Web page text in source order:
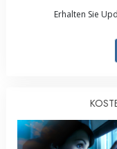
Erhalten Sie